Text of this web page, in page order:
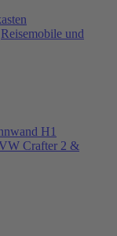
Reisemobile und
H1
Crafter 2 &